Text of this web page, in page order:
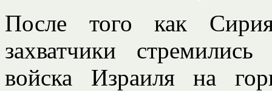
После того как
захватчики
войска Израиля на